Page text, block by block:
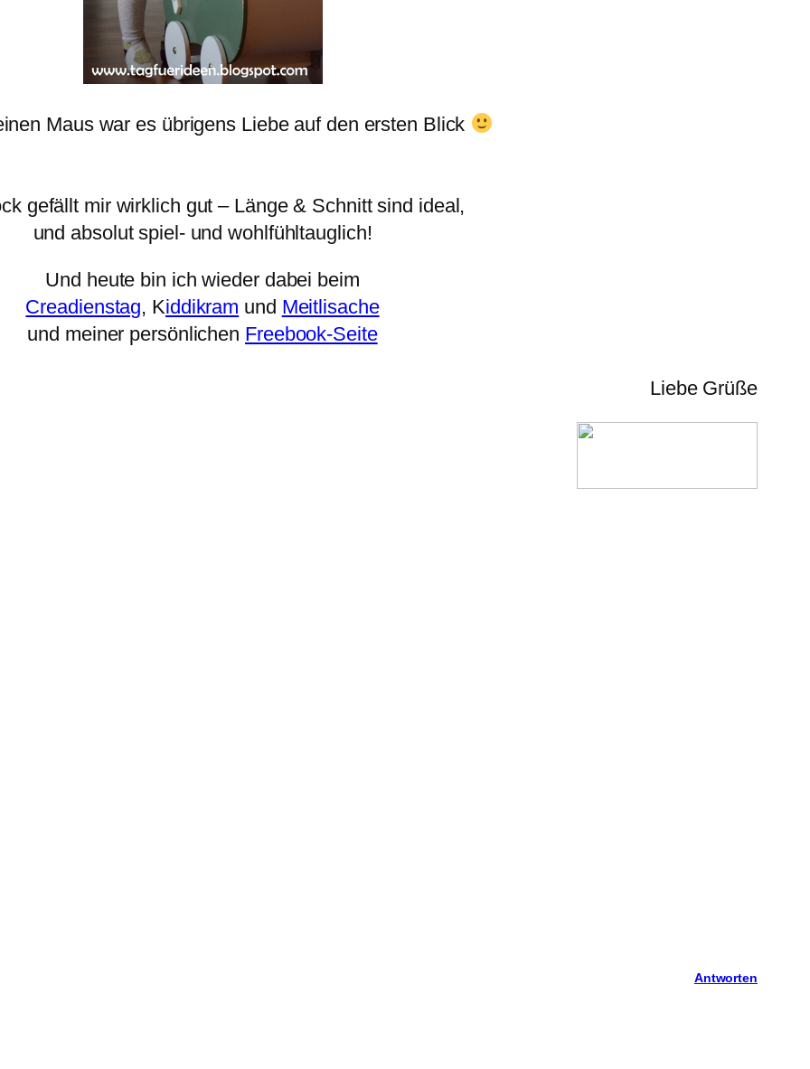
Maus war es übrigens Liebe auf den ersten Blick
gefällt mir wirklich gut – Länge & Schnitt sind ideal,
und absolut spiel- und wohlfühltauglich!
Und heute bin ich wieder dabei beim
Creadienstag, Kiddikram und Meitlisache
und meiner persönlichen Freebook-Seite
Liebe Grüße
Antworten